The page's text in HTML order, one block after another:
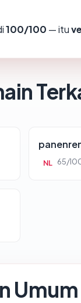
100/100 — itu
NL 65/
Umum